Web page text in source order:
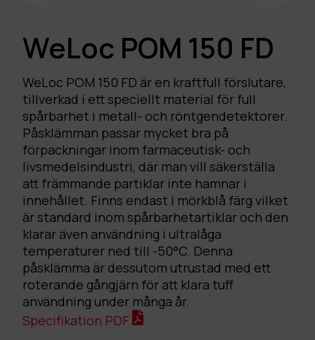
WeLoc POM 150 FD
WeLoc POM 150 FD är en kraftfull förslutare,
tillverkad i ett speciellt material för full
spårbarhet i metall- och röntgendetektorer.
Påsklämman passar mycket bra på
förpackningar inom farmaceutisk- och
livsmedelsindustri, där man vill säkerställa
att främmande partiklar inte hamnar i
innehållet. Finns endast i mörkblå färg vilket
är standard inom spårbarhetartiklar och den
klarar även användning i ultralåga
temperaturer ned till -50°C. Denna
påsklämma är dessutom utrustad med ett
roterande gångjärn för att klara tuff
användning under många år.
Specifikation PDF